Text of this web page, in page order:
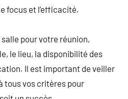
focus et l’efficacité.
pour votre réunion,
le lieu, la disponibilité des
Il est important de veiller
tous vos critères pour